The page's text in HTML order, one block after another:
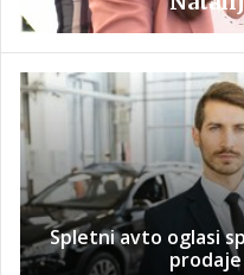
Spletni avto oglasi